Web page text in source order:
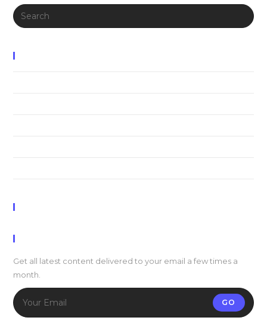
Search
for:
Get all latest content delivered to your email a few times a
month.
GO